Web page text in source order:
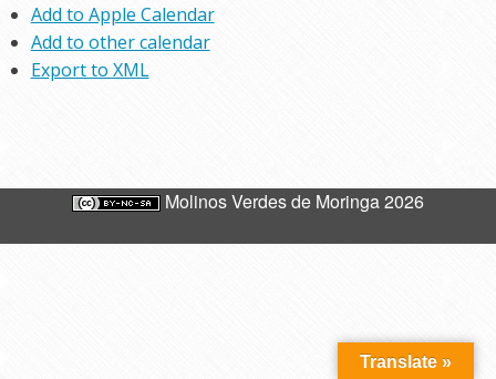
Add to Apple Calendar
Add to other calendar
Export to XML
Molinos Verdes de Moringa 2026
Translate »